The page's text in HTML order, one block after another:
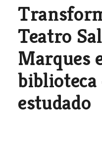
Teatro
Marques
biblioteca
estudado